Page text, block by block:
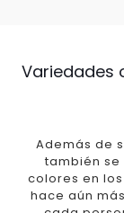
Variedades
Además de
también
colores en
hace aún